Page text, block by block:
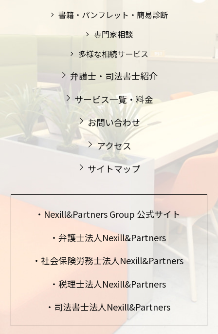
書籍・パンフレット・簡易診断
専門家相談
多様な相続サービス
弁護士・司法書士紹介
サービス一覧・料金
お問い合わせ
アクセス
サイトマップ
Nexill&Partners Group 公式サイト
弁護士法人Nexill&Partners
社会保険労務士法人Nexill&Partners
税理士法人Nexill&Partners
司法書士法人Nexill&Partners